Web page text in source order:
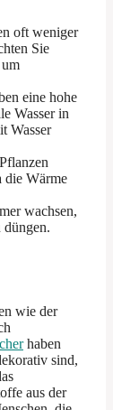
oft weniger
Sie
eine hohe
Wasser in
Wasser
die Wärme
wachsen,
düngen.
wie der
haben
sind,
aus der